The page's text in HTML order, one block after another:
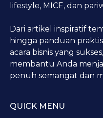
lifestyle, MICE, dan
Dari artikel inspiratif
hingga panduan
acara bisnis yang
membantu Anda
penuh semangat dan
QUICK MENU